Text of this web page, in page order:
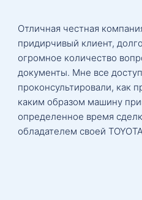
Отличная честная
придирчивый клиент,
огромное количество
документы. Мне все
проконсультировали, как
каким образом машину
определенное время
обладателем своей